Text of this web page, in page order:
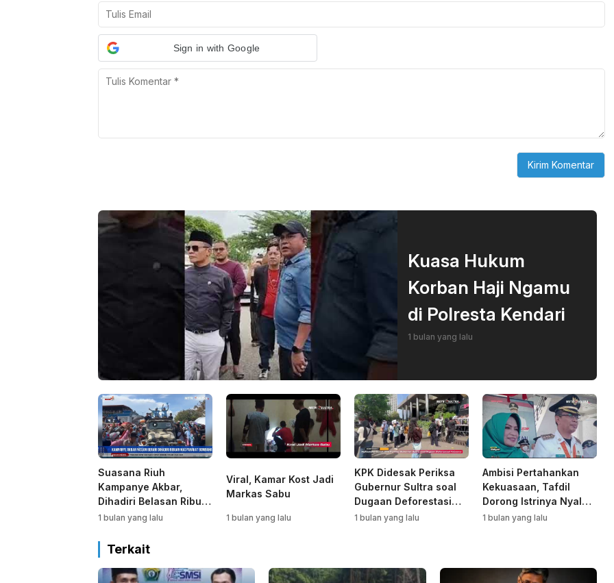
Sign in with Google
Kuasa Hukum
Korban Haji Ngamu
di Polresta Kendari
1 bulan yang lalu
Suasana Riuh
Kampanye Akbar,
Dihadiri Belasan Ribu
Warga Bombana
1 bulan yang lalu
Viral, Kamar Kost Jadi
Markas Sabu
1 bulan yang lalu
KPK Didesak Periksa
Gubernur Sultra soal
Dugaan Deforestasi
Kabaen
1 bulan yang lalu
Ambisi Pertahankan
Kekuasaan, Tafdil
Dorong Istrinya Nyalon
Bupati Bombana
1 bulan yang lalu
Terkait